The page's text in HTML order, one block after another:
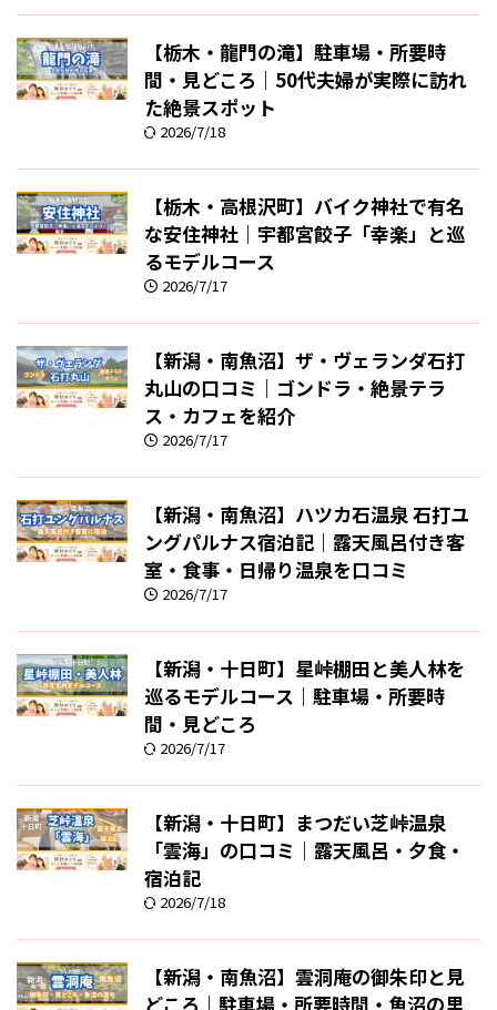
【栃木・龍門の滝】駐車場・所要時
間・見どころ｜50代夫婦が実際に訪れ
た絶景スポット
2026/7/18
【栃木・高根沢町】バイク神社で有名
な安住神社｜宇都宮餃子「幸楽」と巡
るモデルコース
2026/7/17
【新潟・南魚沼】ザ・ヴェランダ石打
丸山の口コミ｜ゴンドラ・絶景テラ
ス・カフェを紹介
2026/7/17
【新潟・南魚沼】ハツカ石温泉 石打ユ
ングパルナス宿泊記｜露天風呂付き客
室・食事・日帰り温泉を口コミ
2026/7/17
【新潟・十日町】星峠棚田と美人林を
巡るモデルコース｜駐車場・所要時
間・見どころ
2026/7/17
【新潟・十日町】まつだい芝峠温泉
「雲海」の口コミ｜露天風呂・夕食・
宿泊記
2026/7/18
【新潟・南魚沼】雲洞庵の御朱印と見
どころ｜駐車場・所要時間・魚沼の里